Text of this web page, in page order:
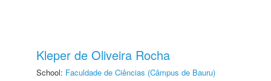
Kleper de Oliveira Rocha
School: Faculdade de Ciências (Câmpus de Bauru)